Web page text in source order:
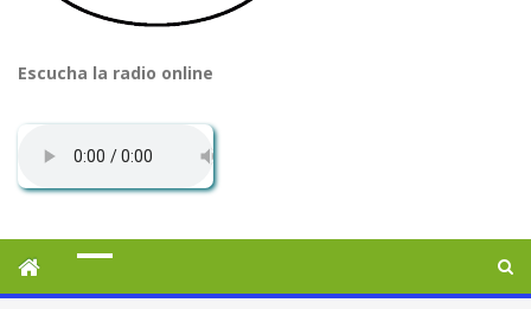
Escucha la radio online